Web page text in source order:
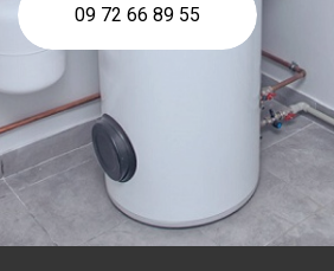
09 72 66 89 55